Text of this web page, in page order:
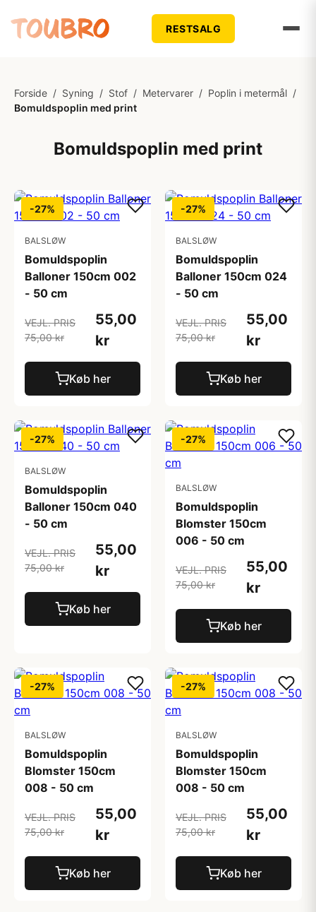
RESTSALG
Forside / Syning / Stof / Metervarer / Poplin i metermål /
Bomuldspoplin med print
Bomuldspoplin med print
-27%
BALSLØW
Bomuldspoplin
Balloner 150cm 002
- 50 cm
VEJL. PRIS
75,00 kr
55,00
kr
Køb her
-27%
BALSLØW
Bomuldspoplin
Balloner 150cm 024
- 50 cm
VEJL. PRIS
75,00 kr
55,00
kr
Køb her
-27%
BALSLØW
Bomuldspoplin
Balloner 150cm 040
- 50 cm
VEJL. PRIS
75,00 kr
55,00
kr
Køb her
-27%
BALSLØW
Bomuldspoplin
Blomster 150cm
006 - 50 cm
VEJL. PRIS
75,00 kr
55,00
kr
Køb her
-27%
BALSLØW
Bomuldspoplin
Blomster 150cm
008 - 50 cm
VEJL. PRIS
75,00 kr
55,00
kr
Køb her
-27%
BALSLØW
Bomuldspoplin
Blomster 150cm
008 - 50 cm
VEJL. PRIS
75,00 kr
55,00
kr
Køb her